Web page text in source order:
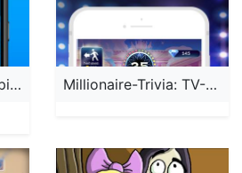
Associations: Wortspiele Millionaire-Trivia: TV-Spiel